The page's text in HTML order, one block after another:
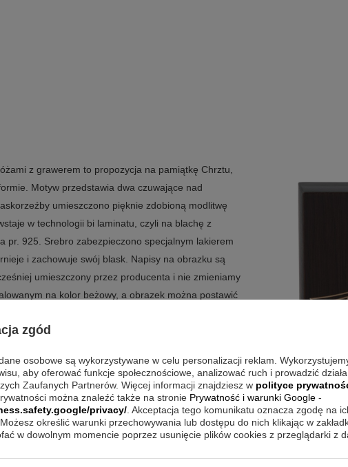
z grawerem to propozycja na pamiątkę Chrztu,
Motyw przedstawia dwa czuwające nad
umieszczono pięknie zdobioną modlitwę
w technologii bi laminatu, czyli na blachę z
pr. 925. Srebro zabezpieczono specjalnym lakierem
i zachowuje swój blask. Napisy na obrazku są
umieszczony przez producenta i nie zmieniamy
na kolor beżowy, a obrazek można postawić
w tekturowe pudełeczko, a na odwrocie można
znaków.
robi wrażenie?
których często szukają osoby wybierające
forma oraz możliwość dodania osobistego
i ochronne wykończenie pomagają utrzymać
dodają głębi kompozycji. Modlitwa do Anioła
spokojny, uroczysty charakter. Ponieważ tekst na
zgód
osobowe są wykorzystywane w celu personalizacji reklam.
aby oferować funkcje społecznościowe, analizować ruch i prowadzić
Zaufanych Partnerów. Więcej informacji znajdziesz w polityce
można znaleźć także na stronie Prywatność i warunki Google -
privacy/ . Akceptacja tego komunikatu oznacza zgodę na
określić warunki przechowywania lub dostępu do nich klikając w
w dowolnym momencie poprzez usunięcie plików cookies z przeglądarki z